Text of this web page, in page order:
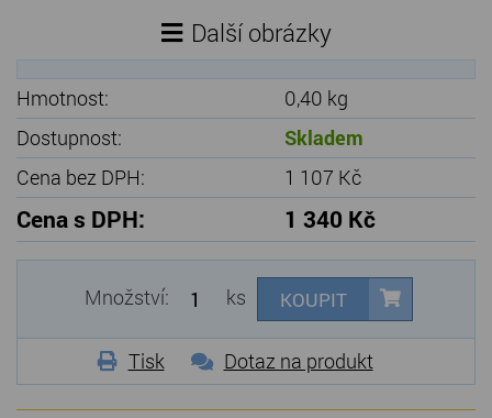
Další obrázky
Hmotnost:
0,40 kg
Dostupnost:
Skladem
Cena bez DPH:
1 107 Kč
Cena s DPH: 1 340 Kč
Množství: ks KOUPIT
Tisk Dotaz na produkt